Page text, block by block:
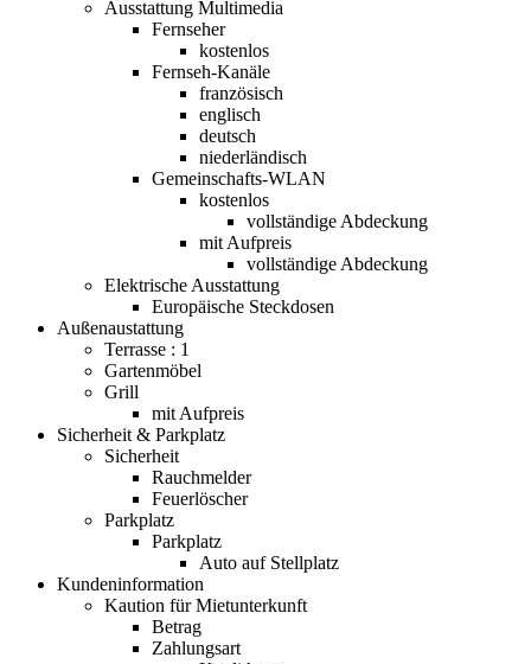
Ausstattung Multimedia
Fernseher
kostenlos
Fernseh-Kanäle
französisch
englisch
deutsch
niederländisch
Gemeinschafts-WLAN
kostenlos
vollständige Abdeckung
mit Aufpreis
vollständige Abdeckung
Elektrische Ausstattung
Europäische Steckdosen
Außenaustattung
Terrasse : 1
Gartenmöbel
Grill
mit Aufpreis
Sicherheit & Parkplatz
Sicherheit
Rauchmelder
Feuerlöscher
Parkplatz
Parkplatz
Auto auf Stellplatz
Kundeninformation
Kaution für Mietunterkunft
Betrag
Zahlungsart